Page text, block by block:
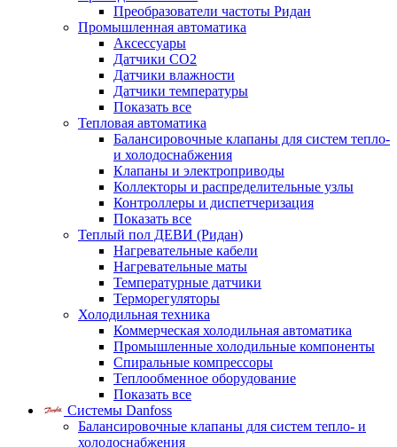
Преобразователи частоты Ридан
Промышленная автоматика
Аксессуары
Датчики CO2
Датчики влажности
Датчики температуры
Показать все
Тепловая автоматика
Балансировочные клапаны для систем тепло-
и холодоснабжения
Клапаны и электроприводы
Коллекторы и распределительные узлы
Контроллеры и диспетчеризация
Показать все
Теплый пол ДЕВИ (Ридан)
Нагревательные кабели
Нагревательные маты
Температурные датчики
Терморегуляторы
Холодильная техника
Коммерческая холодильная автоматика
Промышленные холодильные компоненты
Спиральные компрессоры
Теплообменное оборудование
Показать все
Системы Danfoss
Балансировочные клапаны для систем тепло- и
холодоснабжения